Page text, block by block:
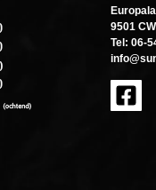
9501
Tel: 06-